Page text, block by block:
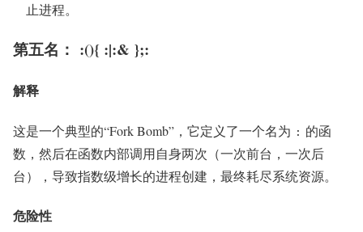
止进程。
第五名： :(){ :|:& };:
解释
这是一个典型的“Fork Bomb”，它定义了一个名为 : 的函
数，然后在函数内部调用自身两次（一次前台，一次后
台），导致指数级增长的进程创建，最终耗尽系统资源。
危险性